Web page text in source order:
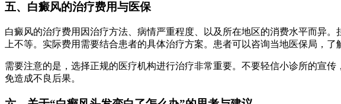
五、白癜风的治疗费用与医保
白癜风的治疗费用因治疗方法、病情严重程度、以及所在地区的消费水平而异
上不等。实际费用需要结合患者的具体治疗方案。患者可以咨询当地医保局，
需要注意的是，选择正规的医疗机构进行治疗非常重要。不要轻信小诊所的宣
免造成不良后果。